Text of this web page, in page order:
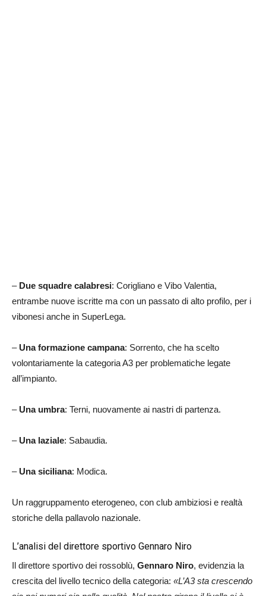
– Due squadre calabresi: Corigliano e Vibo Valentia,
entrambe nuove iscritte ma con un passato di alto profilo, per i
vibonesi anche in SuperLega.
– Una formazione campana: Sorrento, che ha scelto
volontariamente la categoria A3 per problematiche legate
all’impianto.
– Una umbra: Terni, nuovamente ai nastri di partenza.
– Una laziale: Sabaudia.
– Una siciliana: Modica.
Un raggruppamento eterogeneo, con club ambiziosi e realtà
storiche della pallavolo nazionale.
L’analisi del direttore sportivo Gennaro Niro
Il direttore sportivo dei rossoblù, Gennaro Niro, evidenzia la
crescita del livello tecnico della categoria: «L’A3 sta crescendo